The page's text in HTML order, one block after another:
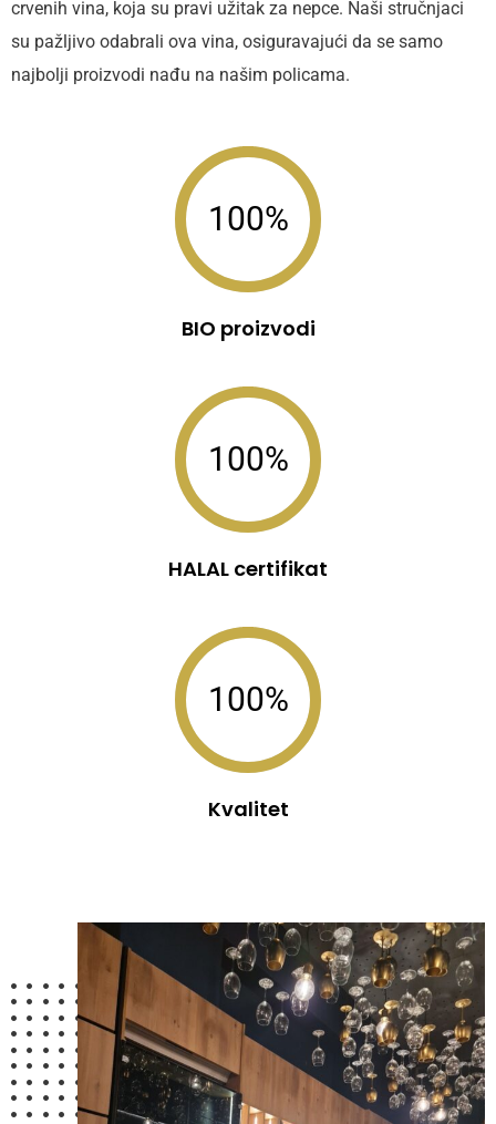
crvenih vina, koja su pravi užitak za nepce. Naši stručnjaci
su pažljivo odabrali ova vina, osiguravajući da se samo
najbolji proizvodi nađu na našim policama.
100%
BIO proizvodi
100%
HALAL certifikat
100%
Kvalitet